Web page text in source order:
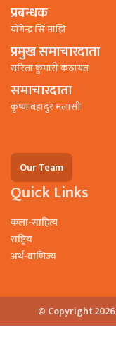
प्रबन्धक
याेगेन्द्र सिं माझि
प्रमुख समाचारदाता
सरिता कुमारी कठायत
समाचारदाता
कृष्ण बहादुर मलासी
Our Team
Quick Links
कला-साहित्य
राष्ट्रिय
अर्थ-वाणिज्य
© Copyright 2026